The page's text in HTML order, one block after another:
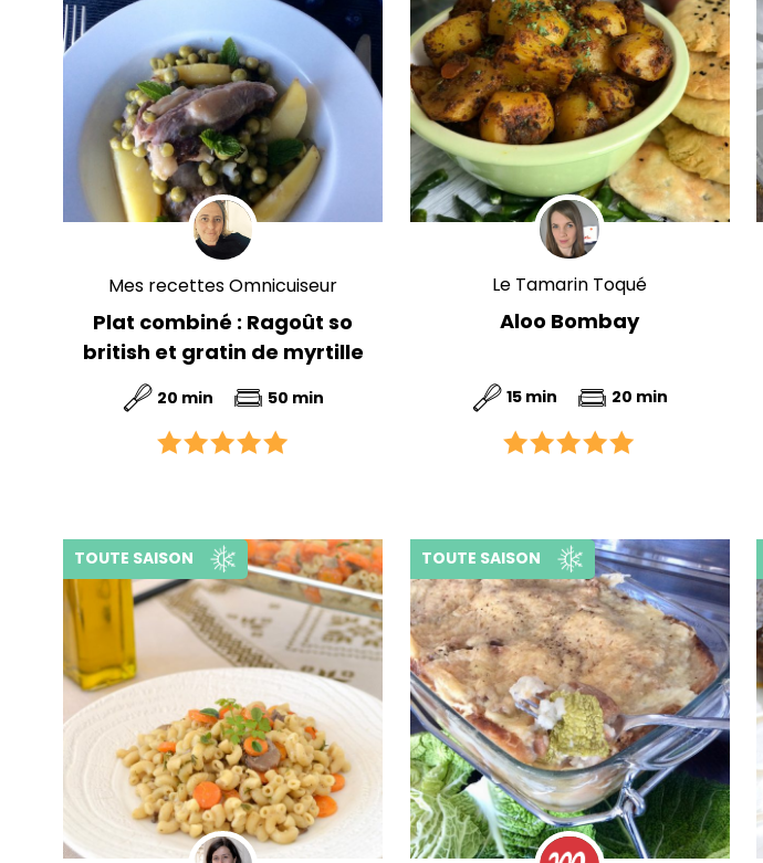
Mes recettes Omnicuiseur
Plat combiné : Ragoût so
british et gratin de myrtille
20 min 50 min
Le Tamarin Toqué
Aloo Bombay
15 min 20 min
TOUTE SAISON TOUTE SAISON